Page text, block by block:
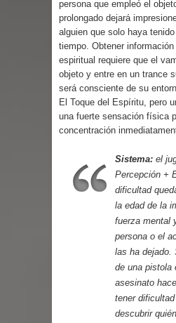
persona que empleó el
prolongado dejará
alguien que solo haya
tiempo. Obtener
espiritual requiere que el
objeto y entre en un trance
será consciente de su
El Toque del Espíritu, pero
una fuerte sensación física
concentración
Sistema: el
Percepción +
dificultad
la edad de la
fuerza mental
persona o el
las ha dejado.
de una pistola
asesinato
tener
descubrir